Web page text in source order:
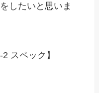
したいと思いま
スペック】